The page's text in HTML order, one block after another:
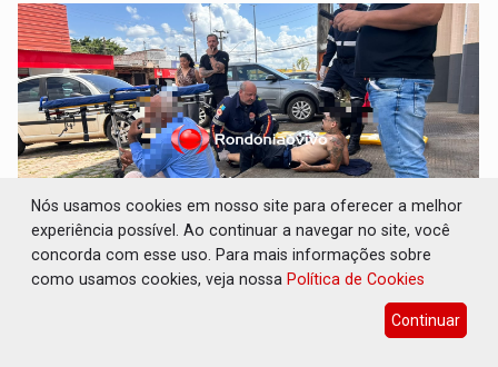
URGENTE: Duas pessoas sofrem ferimentos
após batida envolvendo motos e carro
Nós usamos cookies em nosso site para oferecer a melhor
experiência possível. Ao continuar a navegar no site, você
concorda com esse uso. Para mais informações sobre
como usamos cookies, veja nossa Política de Cookies
Continuar